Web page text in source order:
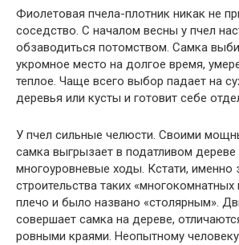
Фиолетовая пчела-плотник никак не
соседство. С началом весны у пчел
обзаводиться потомством. Самка
укромное место на долгое время,
теплое. Чаще всего выбор падает на
деревья или кусты и готовит себе
У пчел сильные челюсти. Своими
самка выгрызает в податливом дереве
многоуровневые ходы. Кстати, именно
строительства таких «многокомнатных
плечо и было названо «столярным».
совершает самка на дереве,
ровными краями. Неопытному